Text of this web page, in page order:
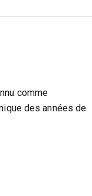
comme
des années de